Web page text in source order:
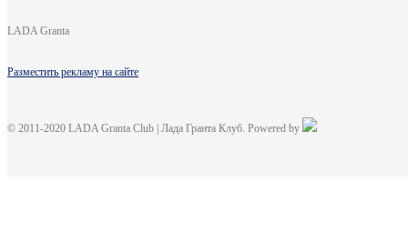
LADA Granta
Разместить рекламу на сайте
© 2011-2020 LADA Granta Club | Лада Гранта Клуб. Powered by